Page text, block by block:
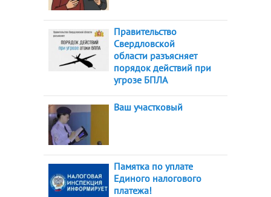
Правительство
Свердловской
области разъясняет
порядок действий при
угрозе БПЛА
Ваш участковый
Памятка по уплате
Единого налогового
платежа!